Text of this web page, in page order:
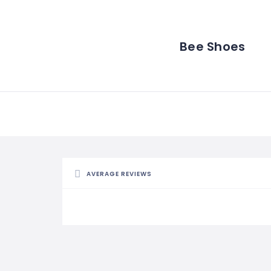
Bee Shoes
AVERAGE REVIEWS